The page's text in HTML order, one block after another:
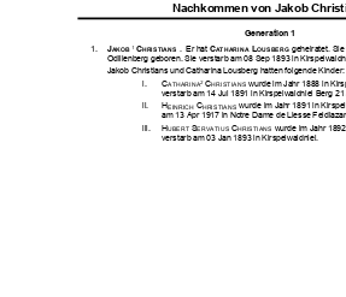

         

   
   
     